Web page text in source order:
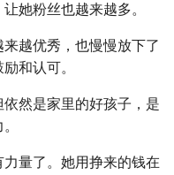
她粉丝也越来越多。
越优秀，也慢慢放下了
和认可。
然是家里的好孩子，是
量了。她用挣来的钱在